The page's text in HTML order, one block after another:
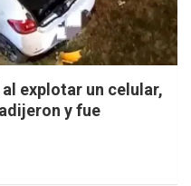
explotar un celular,
y fue